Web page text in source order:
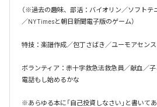
（※過去の趣味、部活：バイオリン／ソフトテ
／NYTimesと朝日新聞電子版のゲーム）
特技：楽譜作成／包丁さばき／ユーモアセンス
ボランティア：赤十字救急法救急員／献血／
電話もし始めるかな
※あらゆる本に「自己投資しなさい」と書いて